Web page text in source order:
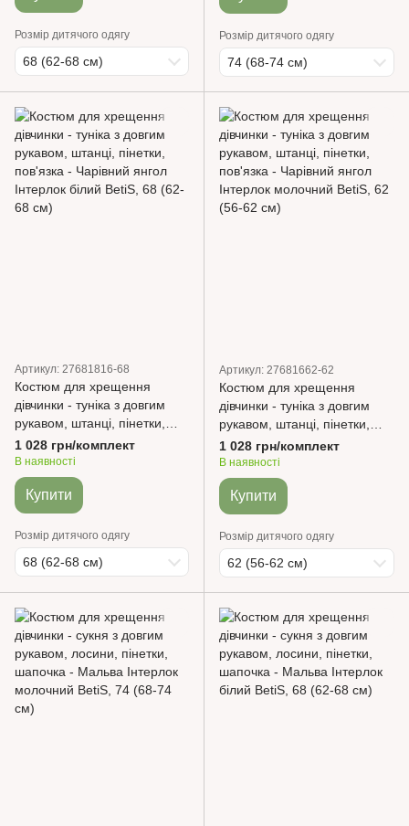
Розмір дитячого одягу
68 (62-68 см)
Розмір дитячого одягу
74 (68-74 см)
Артикул: 27681816-68
Костюм для хрещення
дівчинки - туніка з довгим
рукавом, штанці, пінетки,
пов'язка - Чарівний янгол
Інтерлок білий BetiS
1 028 грн/комплект
В наявності
Купити
Розмір дитячого одягу
68 (62-68 см)
Артикул: 27681662-62
Костюм для хрещення
дівчинки - туніка з довгим
рукавом, штанці, пінетки,
пов'язка - Чарівний янгол
Інтерлок молочний BetiS
1 028 грн/комплект
В наявності
Купити
Розмір дитячого одягу
62 (56-62 см)